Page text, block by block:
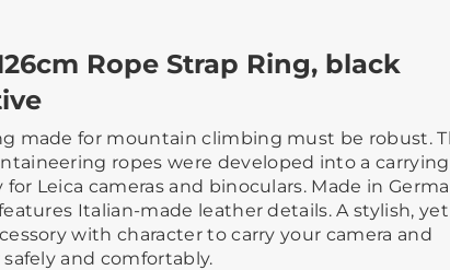
Rope Strap Ring, black
made for mountain climbing must be robust.
ropes were developed into a
for Leica cameras and binoculars. Made in
Italian-made leather details. A stylish, yet
with character to carry your camera and
and comfortably.